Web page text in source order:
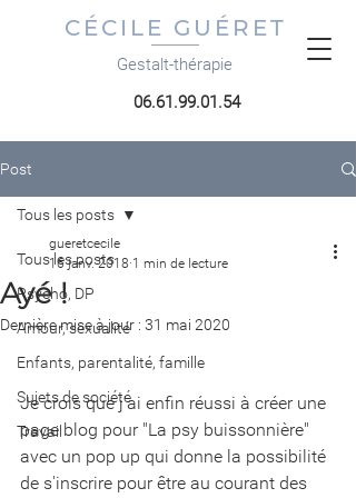
CÉCILE GUÉRET
Gestalt-thérapie
06.61.99.01.54
Post
Tous les posts
Psycho, DP
Amour, sexualité
Enfants, parentalité, famille
Sujets de société
Travail
Tous les posts
Ayé !
gueretcecile
16 janv. 2018 1 min de lecture
Dernière mise à jour : 31 mai 2020
Je crois que j'ai enfin réussi à créer une
page blog pour "La psy buissonnière"
avec un pop up qui donne la possibilité
de s'inscrire pour être au courant des